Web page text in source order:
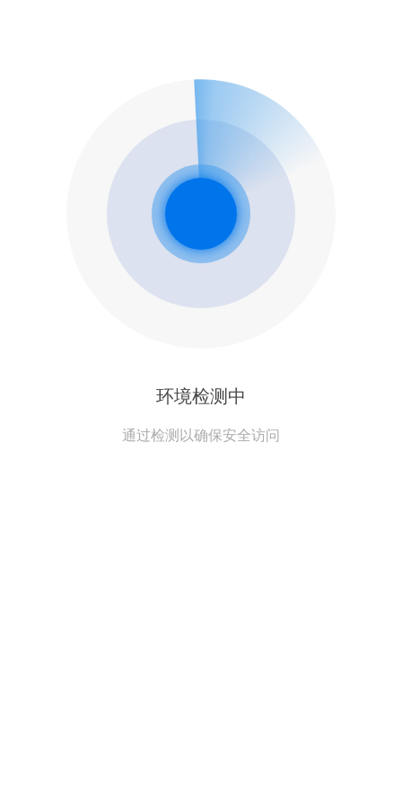
环境检测中
通过检测以确保安全访问